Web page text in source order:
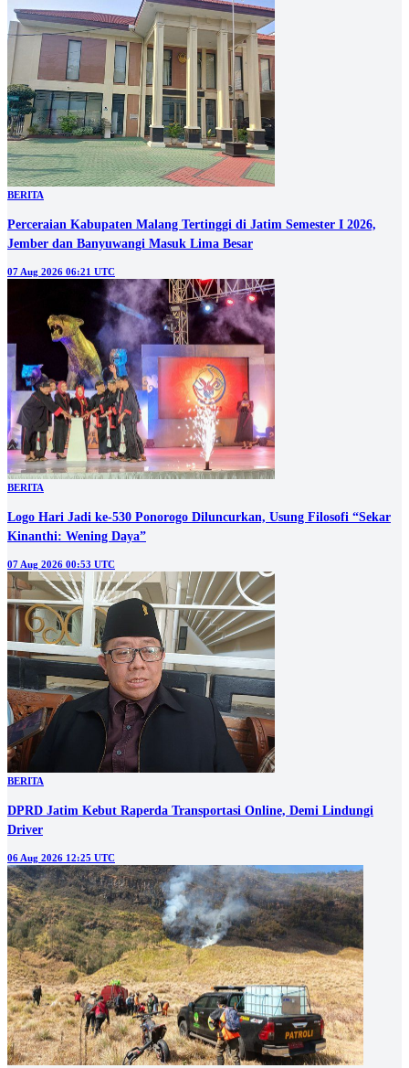
BERITA
Perceraian Kabupaten Malang Tertinggi di Jatim Semester I 2026,
Jember dan Banyuwangi Masuk Lima Besar
07 Aug 2026 06:21 UTC
BERITA
Logo Hari Jadi ke-530 Ponorogo Diluncurkan, Usung Filosofi “Sekar
Kinanthi: Wening Daya”
07 Aug 2026 00:53 UTC
BERITA
DPRD Jatim Kebut Raperda Transportasi Online, Demi Lindungi
Driver
06 Aug 2026 12:25 UTC